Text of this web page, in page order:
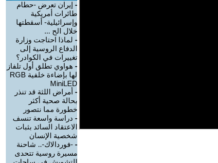
- إيران تعرض -حطام
طائرات أمريكية
وإسرائيلية- أسقطتها
خلال الح ...
- لماذا احتاجت وزارة
الدفاع الروسية إلى
تغييرات في الكوادر؟
- هواوي تطلق أول تلفاز
لها بإضاءة خلفية RGB
MiniLED
- أمراض اللثة قد تنذر
بحالة صحية أكثر
خطورة مما نتصور
- دراسة واسعة تنسف
الاعتقاد السائد بثبات
شخصية الإنسان
- -فوردالاك-.. شاحنة
مسيرة روسية تتحدى